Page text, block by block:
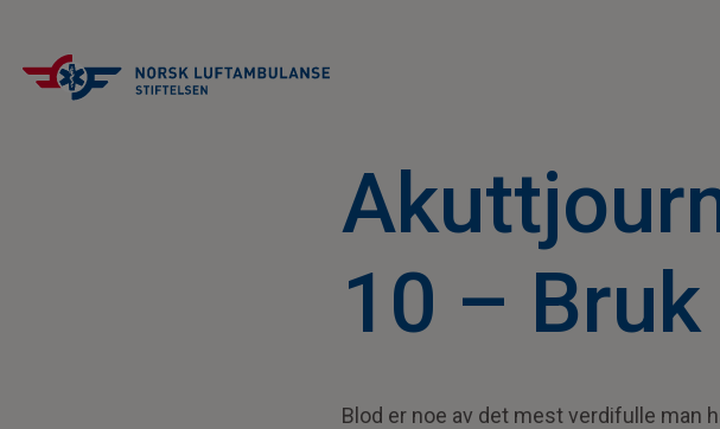
10 – Bruk
Blod er noe av det mest verdifulle man